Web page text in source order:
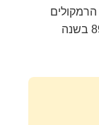
החכמים, הפרסום הקולי צפוי לגדול ב-89% בשנה